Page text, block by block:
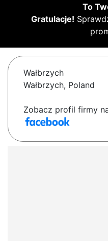
To
Gratulacje!
Wałbrzych
Wałbrzych, Poland
Zobacz profil firmy